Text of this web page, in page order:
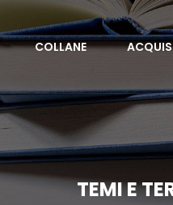
COLLANE
TEMI E